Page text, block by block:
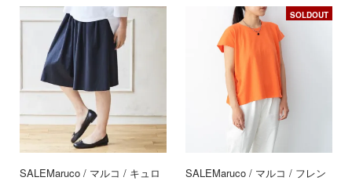
SALEMaruco / マルコ / キュロ
SOLDOUT
SALEMaruco / マルコ / フレン